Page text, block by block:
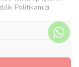
Politikamızı